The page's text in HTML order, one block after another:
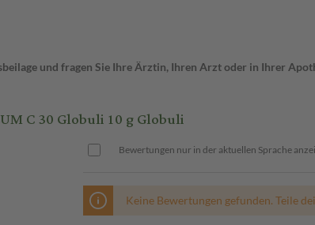
und fragen Sie Ihre Ärztin, Ihren Arzt oder in Ihrer
C 30 Globuli 10 g Globuli
Bewertungen nur in der aktuellen Sprache
Keine Bewertungen gefunden. Teile